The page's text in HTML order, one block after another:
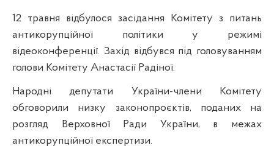
12 травня відбулося засідання Комітету з питань
антикорупційної політики у режимі
відеоконференції. Захід відбувся під головуванням
голови Комітету Анастасії Радіної.
Народні депутати України-члени Комітету
обговорили низку законопроєктів, поданих на
розгляд Верховної Ради України, в межах
антикорупційної експертизи.